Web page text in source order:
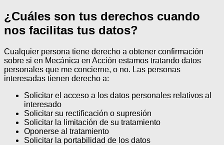
¿Cuáles son tus derechos cuando
nos facilitas tus datos?
Cualquier persona tiene derecho a obtener confirmación
sobre si en Mecánica en Acción estamos tratando datos
personales que me concierne, o no. Las personas
interesadas tienen derecho a:
Solicitar el acceso a los datos personales relativos al
interesado
Solicitar su rectificación o supresión
Solicitar la limitación de su tratamiento
Oponerse al tratamiento
Solicitar la portabilidad de los datos